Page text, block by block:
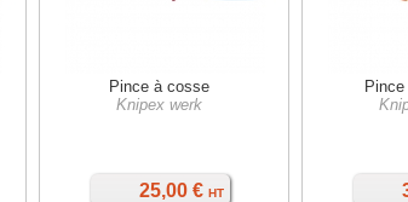
Pince à cosse
Knipex werk
25,00 € HT